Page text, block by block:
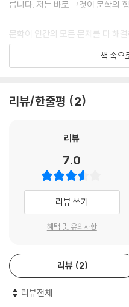
릅니다. 저는 바로 그것이 문학의
문학이 인간의 모든 문제를 다 해
그 어떤 예술보다도 더 뜨겁게 인
되돌아 봄을 다시 되돌아 보는 것
이 획일화의 시대에 - 놀라운 것은
를 바랍니다. 그것이 저는 획일화
선생님은 글읽기-쓰기에게 주체
만, 그것이 아니었다면, 한국문학
시간을 기다려야 했을 것이다. <
이상이며 동시에 김현 이상이다.
어떻게 경쾌한 사유의 도약을 이룰
하였다.
책 속으
리뷰/한줄평 2
리뷰
7.0
리뷰 쓰기
혜택 및 유의사항
리뷰 2
리뷰전체